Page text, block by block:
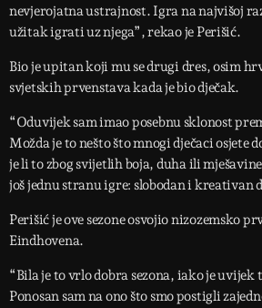
nevjerojatna ustrajnost. Igra na najvišoj
užitak igrati uz njega”, rekao je Perišić.
Bio je upitan koji mu se drugi dres, osim
svjetskih prvenstava kada je bio dječak.
“Oduvijek sam imao posebnu sklonost
Možda je to nešto što mnogi dječaci osjete
je li to zbog svijetlih boja, duha ili
još jednu stranu igre: slobodan i kreativan
Perišić je ove sezone osvojio nizozemsko
Eindhovena.
“Bila je to vrlo dobra sezona, iako je uvijek
Ponosan sam na ono što smo postigli